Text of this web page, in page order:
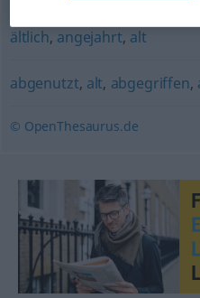
ältlich, angejahrt, alt
abgenutzt, alt, abgegriffen,
© OpenThesaurus.de